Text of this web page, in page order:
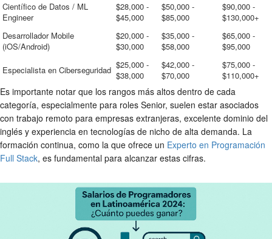
Científico de Datos / ML
Engineer
$28,000 -
$45,000
$50,000 -
$85,000
$90,000 -
$130,000+
Desarrollador Mobile
(iOS/Android)
$20,000 -
$30,000
$35,000 -
$58,000
$65,000 -
$95,000
Especialista en Ciberseguridad $25,000 -
$38,000
$42,000 -
$70,000
$75,000 -
$110,000+
Es importante notar que los rangos más altos dentro de cada
categoría, especialmente para roles Senior, suelen estar asociados
con trabajo remoto para empresas extranjeras, excelente dominio del
inglés y experiencia en tecnologías de nicho de alta demanda. La
formación continua, como la que ofrece un Experto en Programación
Full Stack, es fundamental para alcanzar estas cifras.